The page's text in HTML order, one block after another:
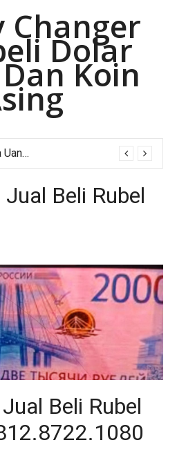
Changer
Dolar
Koin
Jual Beli dan Harga Uang Asing Rupee Pakistan di Depok Jawa Barat.
Beli Rubel
Beli Rubel